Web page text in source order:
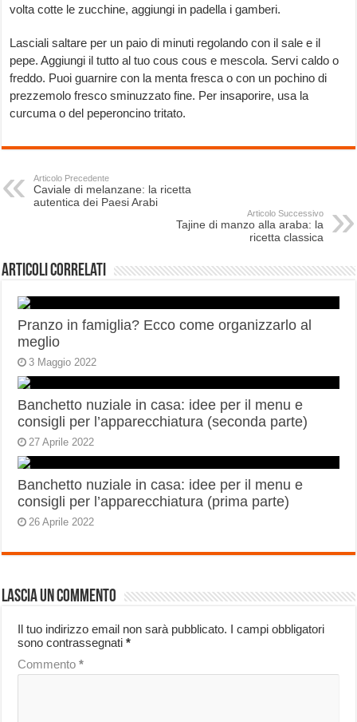
volta cotte le zucchine, aggiungi in padella i gamberi.
Lasciali saltare per un paio di minuti regolando con il sale e il
pepe. Aggiungi il tutto al tuo cous cous e mescola. Servi caldo o
freddo. Puoi guarnire con la menta fresca o con un pochino di
prezzemolo fresco sminuzzato fine. Per insaporire, usa la
curcuma o del peperoncino tritato.
Articolo Precedente
Caviale di melanzane: la ricetta
autentica dei Paesi Arabi
Articolo Successivo
Tajine di manzo alla araba: la
ricetta classica
Articoli correlati
Pranzo in famiglia? Ecco come organizzarlo al
meglio
3 Maggio 2022
Banchetto nuziale in casa: idee per il menu e
consigli per l’apparecchiatura (seconda parte)
27 Aprile 2022
Banchetto nuziale in casa: idee per il menu e
consigli per l’apparecchiatura (prima parte)
26 Aprile 2022
Lascia un commento
Il tuo indirizzo email non sarà pubblicato. I campi obbligatori
sono contrassegnati*
Commento*